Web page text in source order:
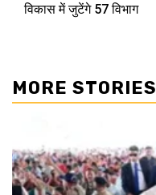
विकास में जुटेंगे 57 विभाग
MORE STORIES